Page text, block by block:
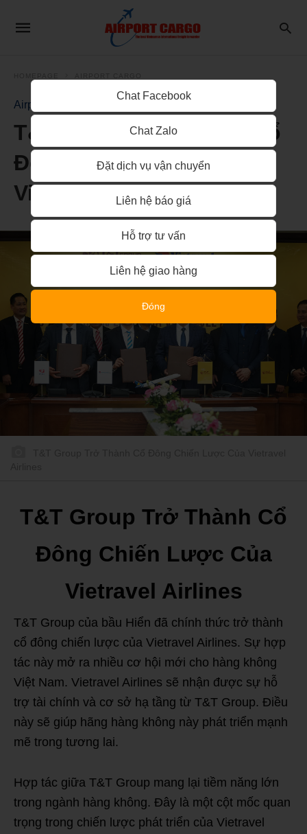
Airport Cargo
T&T Group Trở Thành Cổ
Đông Chiến Lược Của
Vietravel Airlines
T&T Group Trở Thành Cổ
Đông Chiến Lược Của
Vietravel Airlines
T&T Group của bầu Hiển đã chính thức trở thành
cổ đông chiến lược của Vietravel Airlines. Sự hợp
tác này mở ra nhiều cơ hội mới cho hàng không
Việt Nam. Vietravel Airlines sẽ nhận được sự hỗ
trợ tài chính và cơ sở hạ tầng từ T&T Group. Điều
này sẽ giúp hãng hàng không này phát triển mạnh
mẽ trong tương lai.
Hợp tác giữa T&T Group mang lại tiềm năng lớn
trong ngành hàng không. Đây là một cột mốc quan
trọng trong chiến lược phát triển của Vietravel
Chat Facebook
Chat Zalo
Đặt dịch vụ vận chuyển
Liên hệ báo giá
Hỗ trợ tư vấn
Liên hệ giao hàng
Đóng